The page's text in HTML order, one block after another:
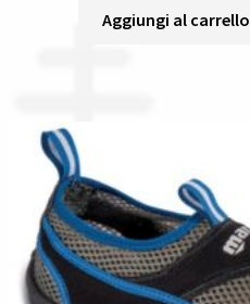
Aggiungi al carrello